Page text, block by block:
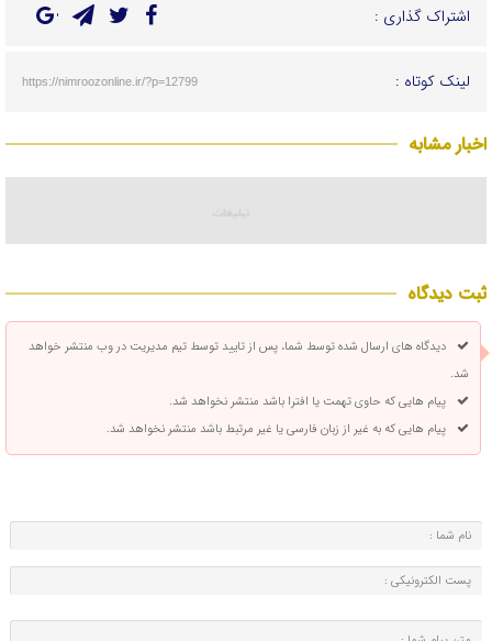
اشتراک گذاری :
لینک کوتاه : https://nimroozonline.ir/?p=12799
اخبار مشابه
ثبت دیدگاه
دیدگاه های ارسال شده توسط شما، پس از تایید توسط تیم مدیریت در وب منتشر خواهد
شد.
پیام هایی که حاوی تهمت یا افترا باشد منتشر نخواهد شد.
پیام هایی که به غیر از زبان فارسی یا غیر مرتبط باشد منتشر نخواهد شد.